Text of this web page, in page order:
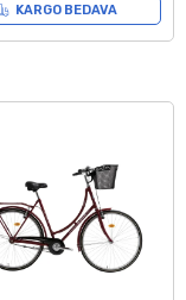
KARGO BEDAVA